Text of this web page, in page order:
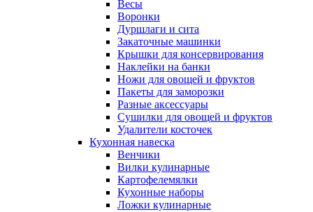
Весы
Воронки
Дуршлаги и сита
Закаточные машинки
Крышки для консервирования
Наклейки на банки
Ножи для овощей и фруктов
Пакеты для заморозки
Разные аксессуары
Сушилки для овощей и фруктов
Удалители косточек
Кухонная навеска
Венчики
Вилки кулинарные
Картофелемялки
Кухонные наборы
Ложки кулинарные